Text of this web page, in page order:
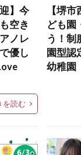
】今
空き
ノレ
優し
を読む
【堺
ども園
う！制
園型認
幼稚園